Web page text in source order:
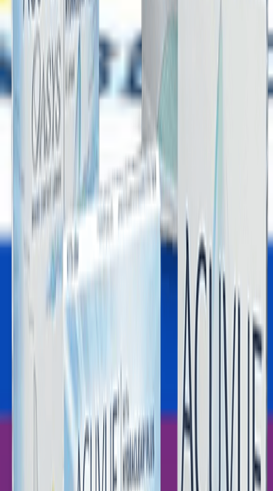
Renk
şeffaf
Mobil uygulama indir
Yararlı Bağlantılar
Gizlilik & Güvenli Ödeme
Müşteri Hizmetleri
Mesafeli Satış Sözleşmesi
Teslimat Bilgileri
İade Şartları
KVKK
Numaralı Lens Fiyatları
Lens Optikal Online Market
2026 Hızlı Lens Marketi
Mavİ Lens
Yeşİl Lens
Hİpermetrop Lens
Kontakt Lens Sözlüğü
Yeni Üyelik
Şifremi Unuttum
Hesabım
Sepetim